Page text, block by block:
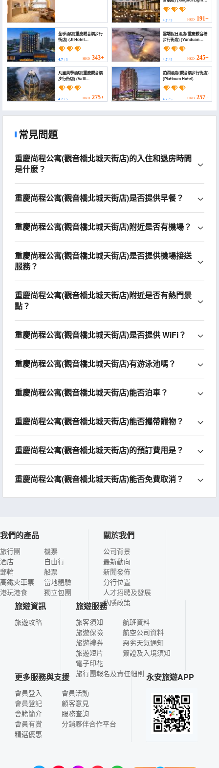
棲上·歸處|Xishang·Hometrail酒店(重慶觀音橋步行街
店) (Xishang·Hometrail(Guanyinqiao Pedestrian
Street, Chongqing))
4.8/ 5 464+
Luxury Duplex Hotel
(Chongqing Guanyin
4.7/ 5 HKD 191+
全季酒店(重慶觀音橋步行
街店) (JI Hotel
(Chongqing
Guanyinqiao
Pedestrian Street))
4.7 / 5 HKD 343+
雲端假日酒店(重慶觀音橋
步行街店) (Yunduan
Holiday Hotel
(Chongqing
Guanyinqiao
Pedestrian Street))
4.7/ 5 HKD 245+
凡里美學酒店(重慶觀音橋
步行街店) (Valli
Aesthetics Hotel
(Chongqing
Pedestrian Street))
4.7 / 5 HKD 275+
鉑潤酒店(觀音橋步行街店)
(Platinum Hotel)
4.7/ 5 HKD 257+
常見問題
重慶尚程公寓(觀音橋北城天街店)的入住和退房時間
是什麼？
重慶尚程公寓(觀音橋北城天街店)是否提供早餐？
重慶尚程公寓(觀音橋北城天街店)附近是否有機場？
重慶尚程公寓(觀音橋北城天街店)是否提供機場接送
服務？
重慶尚程公寓(觀音橋北城天街店)附近是否有熱門景
點？
重慶尚程公寓(觀音橋北城天街店)是否提供 WiFi？
重慶尚程公寓(觀音橋北城天街店)有游泳池嗎？
重慶尚程公寓(觀音橋北城天街店)能否泊車？
重慶尚程公寓(觀音橋北城天街店)能否攜帶寵物？
重慶尚程公寓(觀音橋北城天街店)的預訂費用是？
重慶尚程公寓(觀音橋北城天街店)能否免費取消？
我們的產品
旅行團
酒店
郵輪
高鐵火車票
港玩港食
機票
自由行
船票
當地體驗
獨立包團
關於我們
公司背景
最新動向
新聞發佈
分行位置
人才招聘及發展
私隱政策
旅遊資訊
旅遊攻略
旅遊服務
旅客須知
旅遊保險
旅遊禮券
旅遊短片
電子印花
航班資料
航空公司資料
惡劣天氣通知
簽證及入境須知
旅行團報名及責任細則
更多服務與支援
會員登入
會員登記
會籍簡介
會員有賞
精選優惠
會員活動
顧客意見
服務查詢
分銷夥伴合作平台
永安旅遊APP